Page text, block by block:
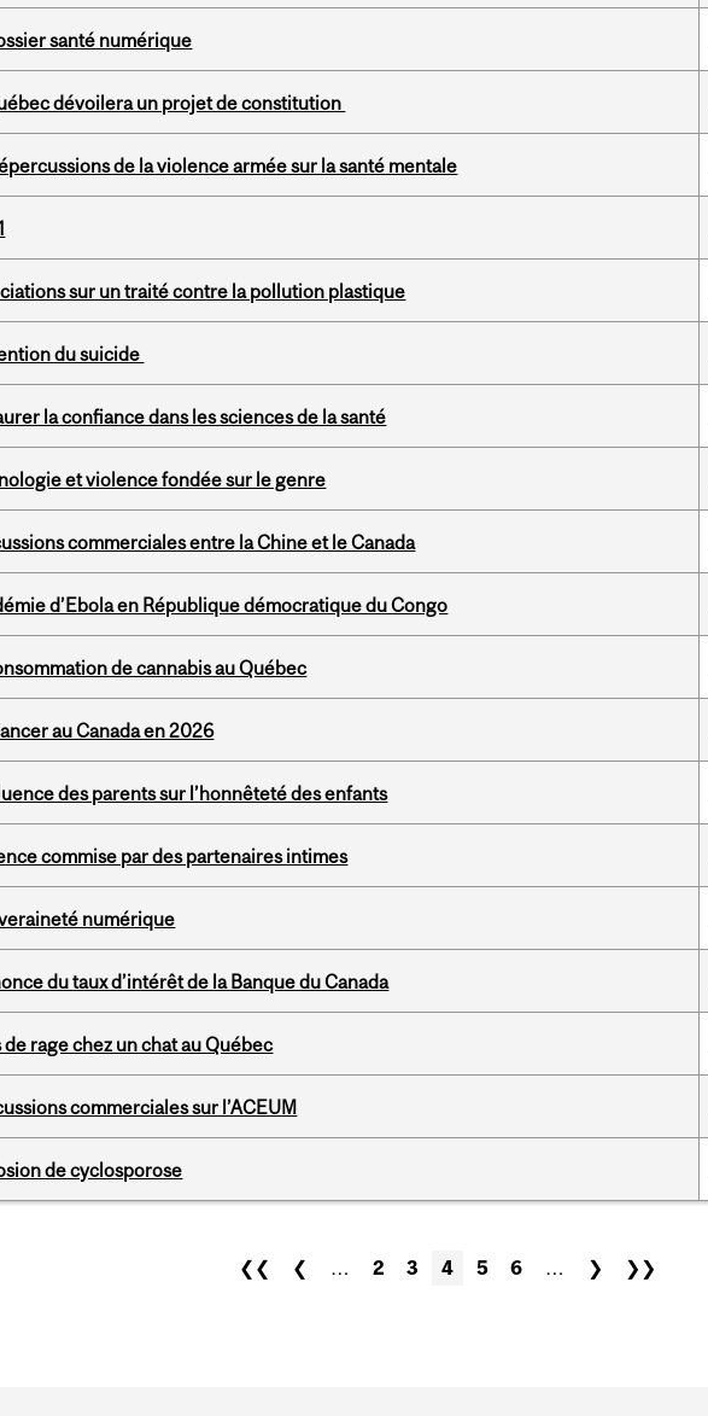
santé numérique
dévoilera un projet de constitution
de la violence armée sur la santé mentale
sur un traité contre la pollution plastique
du suicide
la confiance dans les sciences de la santé
et violence fondée sur le genre
commerciales entre la Chine et le Canada
d’Ebola en République démocratique du Congo
de cannabis au Québec
au Canada en 2026
des parents sur l’honnêteté des enfants
commise par des partenaires intimes
numérique
du taux d’intérêt de la Banque du Canada
de rage chez un chat au Québec
commerciales sur l’ACEUM
de cyclosporose
❮❮ ❮ … 2 3 4 5 6 … ❯ ❯❯